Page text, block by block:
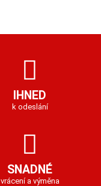
IHNED
k odeslání
SNADNÉ
vrácení a výměna